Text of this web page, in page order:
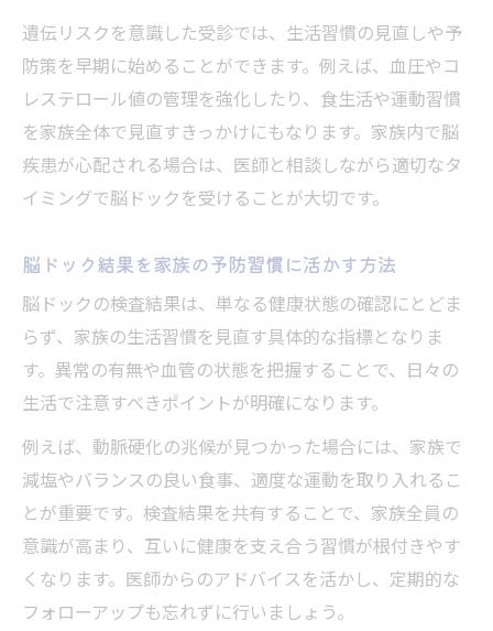
遺伝リスクを意識した受診では、生活習慣の見直しや予
防策を早期に始めることができます。例えば、血圧やコ
レステロール値の管理を強化したり、食生活や運動習慣
を家族全体で見直すきっかけにもなります。家族内で脳
疾患が心配される場合は、医師と相談しながら適切なタ
イミングで脳ドックを受けることが大切です。
脳ドック結果を家族の予防習慣に活かす方法
脳ドックの検査結果は、単なる健康状態の確認にとどま
らず、家族の生活習慣を見直す具体的な指標となりま
す。異常の有無や血管の状態を把握することで、日々の
生活で注意すべきポイントが明確になります。
例えば、動脈硬化の兆候が見つかった場合には、家族で
減塩やバランスの良い食事、適度な運動を取り入れるこ
とが重要です。検査結果を共有することで、家族全員の
意識が高まり、互いに健康を支え合う習慣が根付きやす
くなります。医師からのアドバイスを活かし、定期的な
フォローアップも忘れずに行いましょう。